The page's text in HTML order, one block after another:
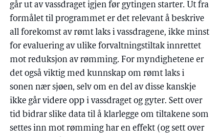
går ut av vassdraget igjen før gytingen starter. Ut fra
formålet til programmet er det relevant å beskrive
all forekomst av rømt laks i vassdragene, ikke minst
for evaluering av ulike forvaltningstiltak innrettet
mot reduksjon av rømming. For myndighetene er
det også viktig med kunnskap om rømt laks i
sonen nær sjøen, selv om en del av disse kanskje
ikke går videre opp i vassdraget og gyter. Sett over
tid bidrar slike data til å klarlegge om tiltakene som
settes inn mot rømming har en effekt (og sett over